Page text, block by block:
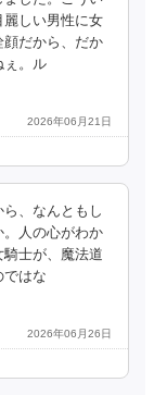
麗しい男性に女
だから、だか
ぇ。ル
2026年06月21日
ら、なんともし
。人の心がわか
士が、魔法道
ではな
2026年06月26日